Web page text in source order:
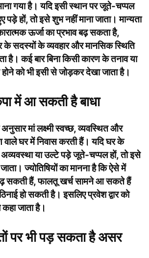
गया है। यदि इसी स्थान पर जूते-चप्पल
पड़े हों, तो इसे शुभ नहीं माना जाता। मान्यता
ऊर्जा का प्रभाव बढ़ सकता है,
के सदस्यों के व्यवहार और मानसिक स्थिति
है। कई बार बिना किसी कारण के तनाव या
को भी इसी से जोड़कर देखा जाता है।
में आ सकती है बाधा
मां लक्ष्मी स्वच्छ, व्यवस्थित और
वाले घर में निवास करती हैं। यदि घर के
अव्यवस्था या उल्टे पड़े जूते-चप्पल हों, तो इसे
ज्योतिषियों का मानना है कि ऐसे में
सकती हैं, फालतू खर्च सामने आ सकते हैं
हो सकती है। इसलिए प्रवेश द्वार को
जाता है।
पर भी पड़ सकता है असर